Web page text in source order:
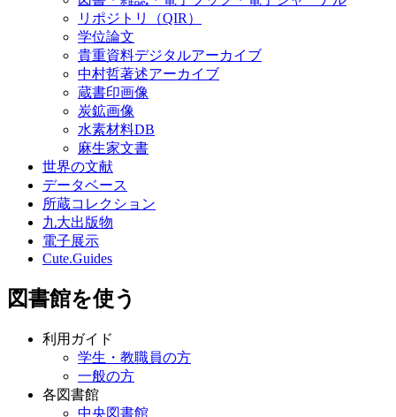
九大コレクション
図書・雑誌・電子ブック・電子ジャーナル
リポジトリ（QIR）
学位論文
貴重資料デジタルアーカイブ
中村哲著述アーカイブ
蔵書印画像
炭鉱画像
水素材料DB
麻生家文書
世界の文献
データベース
所蔵コレクション
九大出版物
Cute.Guides
図書館を使う
利用ガイド
学生・教職員の方
一般の方